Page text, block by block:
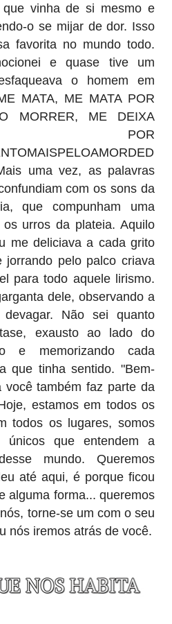
vinha de si mesmo e
o se mijar de dor. Isso
favorita no mundo todo.
e quase tive um
o homem em
MATA, ME MATA POR
MORRER, ME DEIXA
POR
uma vez, as palavras
com os sons da
que compunham uma
urros da plateia. Aquilo
me deliciava a cada grito
jorrando pelo palco criava
para todo aquele lirismo.
dele, observando a
Não sei quanto
exausto ao lado do
e memorizando cada
que tinha sentido. "Bem-
você também faz parte da
estamos em todos os
todos os lugares, somos
que entendem a
mundo. Queremos
até aqui, é porque ficou
alguma forma... queremos
torne-se um com o seu
nós iremos atrás de você.